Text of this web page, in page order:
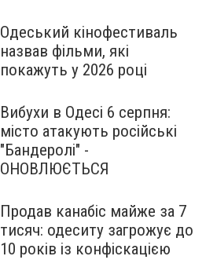
Одеський кінофестиваль
назвав фільми, які
покажуть у 2026 році
Вибухи в Одесі 6 серпня:
місто атакують російські
"Бандеролі" -
ОНОВЛЮЄТЬСЯ
Продав канабіс майже за 7
тисяч: одеситу загрожує до
10 років із конфіскацією